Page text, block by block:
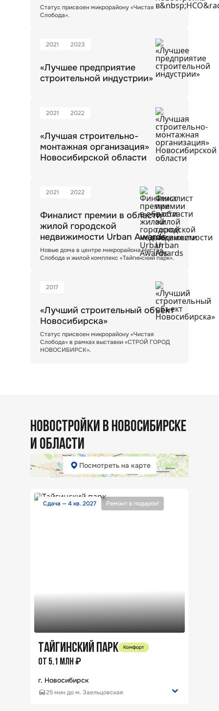
Статус присвоен микрорайону «Чистая
Слобода».
2021 2023
«Лучшее предприятие
строительной индустрии»
2021 2022
«Лучшая строительно-
монтажная организация»
Новосибирской области
2021 2022
Финалист премии в области
жилой городской
недвижимости Urban Awards
Новые дома в центре микрорайона Чистая
Слобода и жилой комплекс «Тайгинский парк».
2017
«Лучший строительный объект
Новосибирска»
Статус присвоен микрорайону «Чистая
Слобода» в рамках выставки «СТРОЙ ГОРОД
НОВОСИБИРСК».
НОВОСТРОЙКИ В НОВОСИБИРСКЕ
И ОБЛАСТИ
Посмотреть на карте
Сдача — 4 кв. 2027 Ремонт в подарок!
ТАЙГИНСКИЙ ПАРК Комфорт
ОТ 5.1 МЛН ₽
г. Новосибирск
25 мин до м. Заельцовская